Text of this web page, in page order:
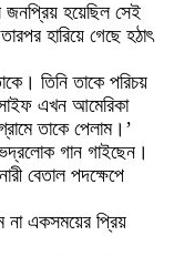
হয়েছিল সেই
হারিয়ে গেছে হঠাৎ
তিনি তাকে পরিচয়
সাইফ এখন আমেরিকা
তাকে পেলাম।’
গান গাইছেন।
বেতাল পদক্ষেপে
না একসময়ের প্রিয়